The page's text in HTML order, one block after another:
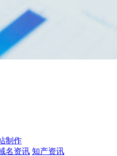
制作
名资讯 知产资讯